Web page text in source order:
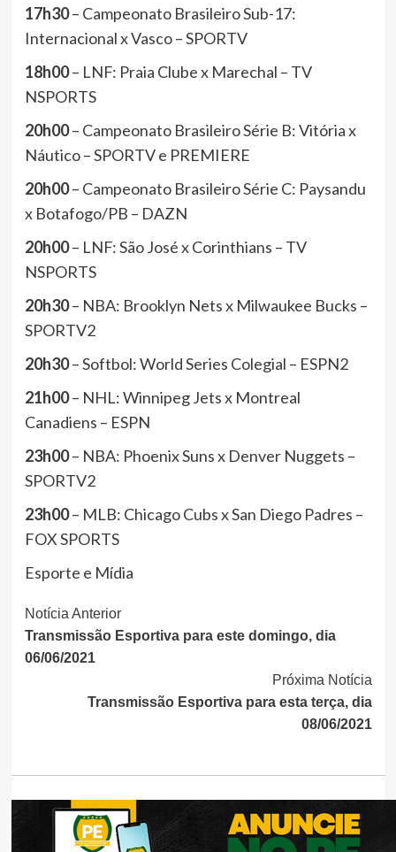
17h30– Campeonato Brasileiro Sub-17:
Internacional x Vasco – SPORTV
18h00– LNF: Praia Clube x Marechal – TV
NSPORTS
20h00– Campeonato Brasileiro Série B: Vitória x
Náutico – SPORTV e PREMIERE
20h00– Campeonato Brasileiro Série C: Paysandu
x Botafogo/PB – DAZN
20h00– LNF: São José x Corinthians – TV
NSPORTS
20h30– NBA: Brooklyn Nets x Milwaukee Bucks –
SPORTV2
20h30– Softbol: World Series Colegial – ESPN2
21h00– NHL: Winnipeg Jets x Montreal
Canadiens – ESPN
23h00– NBA: Phoenix Suns x Denver Nuggets –
SPORTV2
23h00– MLB: Chicago Cubs x San Diego Padres –
FOX SPORTS
Esporte e Mídia
Continue
Lendo
Notícia Anterior
Transmissão Esportiva para este domingo, dia
06/06/2021
Próxima Notícia
Transmissão Esportiva para esta terça, dia
08/06/2021